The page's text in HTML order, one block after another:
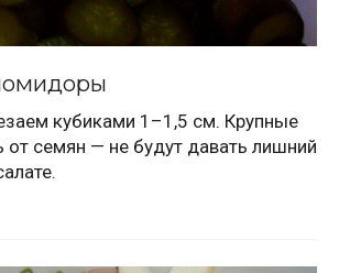
кубиками 1–1,5 см. Крупные
от семян — не будут давать лишний